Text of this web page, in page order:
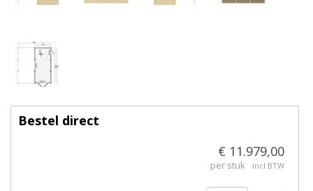
Bestel direct
€ 11.979,00
per stuk incl BTW